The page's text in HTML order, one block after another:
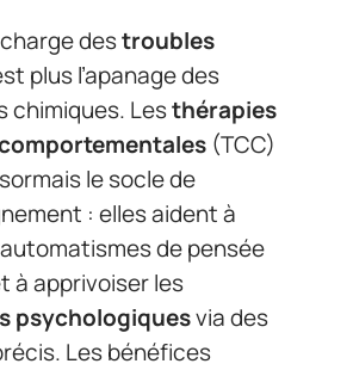
destroubles
plus l’apanage des
Lesthérapies
(TCC)
le socle de
: elles aident à
de pensée
à apprivoiser les
psychologiquesvia des
Les bénéfices